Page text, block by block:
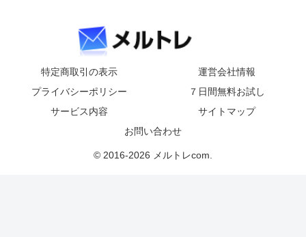
特定商取引の表示
運営会社情報
プライバシーポリシー
７日間無料お試し
サービス内容
サイトマップ
お問い合わせ
© 2016-2026 メルトレcom.